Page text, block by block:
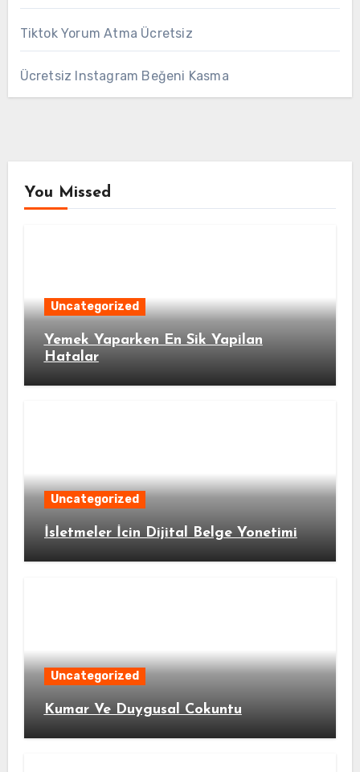
Tiktok Yorum Atma Ücretsiz
Ücretsiz Instagram Beğeni Kasma
You Missed
Uncategorized
Yemek Yaparken En Sik Yapilan
Hatalar
Uncategorized
İsletmeler İcin Dijital Belge Yonetimi
Uncategorized
Kumar Ve Duygusal Cokuntu